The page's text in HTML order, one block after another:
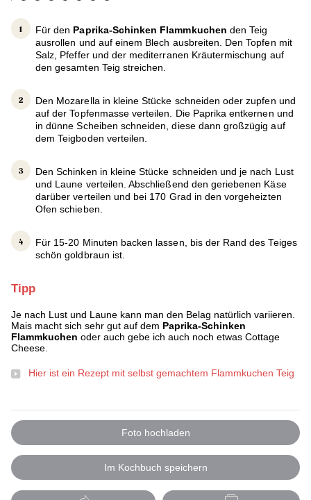
Für den Paprika-Schinken Flammkuchen den Teig
ausrollen und auf einem Blech ausbreiten. Den Topfen mit
Salz, Pfeffer und der mediterranen Kräutermischung auf
den gesamten Teig streichen.
Den Mozarella in kleine Stücke schneiden oder zupfen und
auf der Topfenmasse verteilen. Die Paprika entkernen und
in dünne Scheiben schneiden, diese dann großzügig auf
dem Teigboden verteilen.
Den Schinken in kleine Stücke schneiden und je nach Lust
und Laune verteilen. Abschließend den geriebenen Käse
darüber verteilen und bei 170 Grad in den vorgeheizten
Ofen schieben.
Für 15-20 Minuten backen lassen, bis der Rand des Teiges
schön goldbraun ist.
Tipp
Je nach Lust und Laune kann man den Belag natürlich variieren.
Mais macht sich sehr gut auf dem Paprika-Schinken
Flammkuchen oder auch gebe ich auch noch etwas Cottage
Cheese.
Hier ist ein Rezept mit selbst gemachtem Flammkuchen Teig
Foto hochladen
Im Kochbuch speichern